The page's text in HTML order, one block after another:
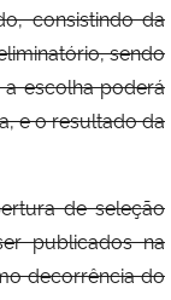
consistindo da
sendo
escolha poderá
e o resultado da
de seleção
publicados na
decorrência do